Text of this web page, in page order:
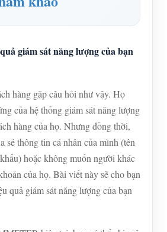
giám sát năng lượng của bạn
hàng gặp câu hỏi như vậy. Họ
của hệ thống giám sát năng lượng
hàng của họ. Nhưng đồng thời,
sẻ thông tin cá nhân của mình (tên
hoặc không muốn người khác
của họ. Bài viết này sẽ cho bạn
quả giám sát năng lượng của bạn